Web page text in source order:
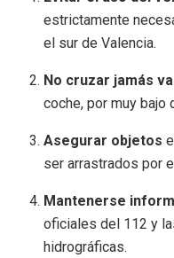
estrictamente
el sur de Valencia.
No cruzar jamás
coche, por muy bajo
Asegurar objetos
ser arrastrados por
Mantenerse
oficiales del 112 y
hidrográficas.